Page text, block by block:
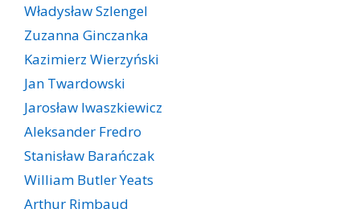
Władysław Szlengel
Zuzanna Ginczanka
Kazimierz Wierzyński
Jan Twardowski
Jarosław Iwaszkiewicz
Aleksander Fredro
Stanisław Barańczak
William Butler Yeats
Arthur Rimbaud